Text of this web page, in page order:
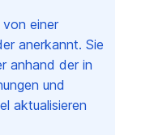
einer
anerkannt. Sie
anhand der in
und
aktualisieren